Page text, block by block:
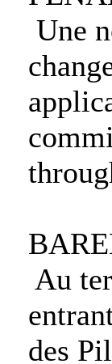
Une
Au
des